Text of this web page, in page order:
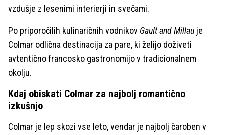
vzdušje z lesenimi interierji in svečami.
Po priporočilih kulinaričnih vodnikov Gault and Millau je
Colmar odlična destinacija za pare, ki želijo doživeti
avtentično francosko gastronomijo v tradicionalnem
okolju.
Kdaj obiskati Colmar za najbolj romantično
izkušnjo
Colmar je lep skozi vse leto, vendar je najbolj čaroben v